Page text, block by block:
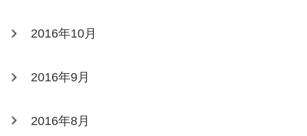
2016年10月
2016年9月
2016年8月